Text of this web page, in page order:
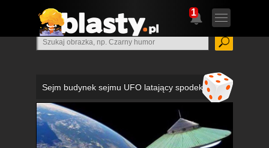
1
Sejm budynek sejmu UFO latający spodek